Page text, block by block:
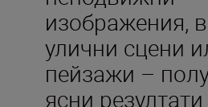
изображения,
улични сцени
пейзажи –
ясни